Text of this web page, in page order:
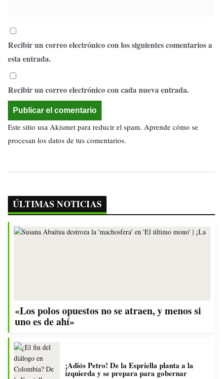
Recibir un correo electrónico con los siguientes comentarios a
esta entrada.
Recibir un correo electrónico con cada nueva entrada.
Este sitio usa Akismet para reducir el spam. Aprende cómo se
procesan los datos de tus comentarios.
ÚLTIMAS NOTICIAS
«Los polos opuestos no se atraen, y menos si
uno es de ahí»
¡Adiós Petro! De la Espriella planta a la
izquierda y se prepara para gobernar